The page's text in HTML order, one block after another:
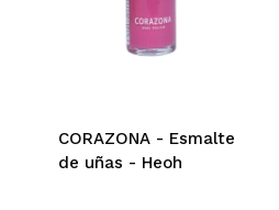
CORAZONA - Esmalte
de uñas - Heoh